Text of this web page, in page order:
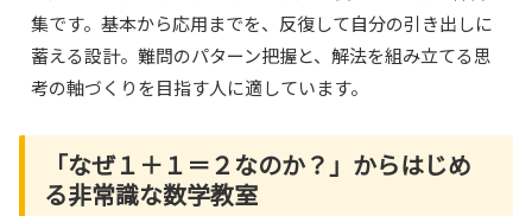
集です。基本から応用までを、反復して自分の引き出しに
蓄える設計。難問のパターン把握と、解法を組み立てる思
考の軸づくりを目指す人に適しています。
「なぜ１＋１＝２なのか？」からはじめ
る非常識な数学教室